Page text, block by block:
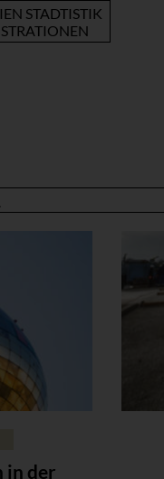
STADTISTIK
in der